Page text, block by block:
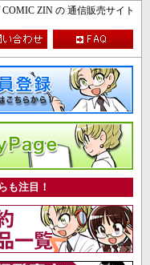
ZIN の 通信販売サイト
も注目！